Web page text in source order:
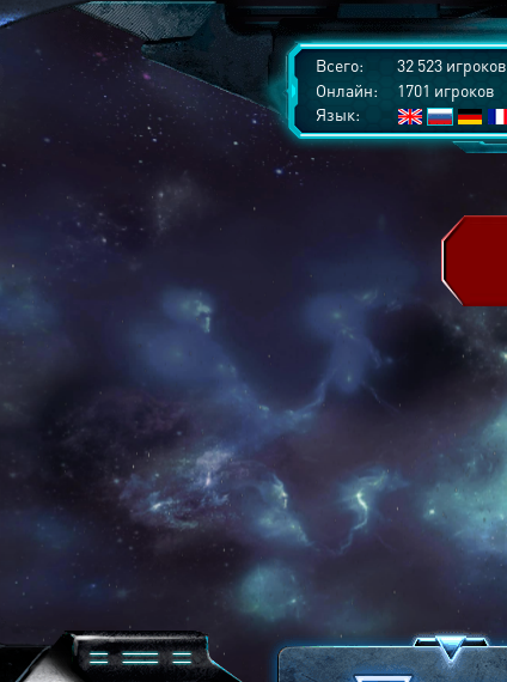
Всего:
32 523 игроков
Онлайн:
1701 игроков
Язык: